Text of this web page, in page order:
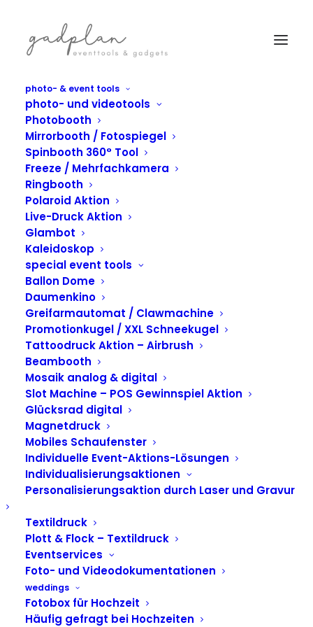
photo- & event tools
photo- und videotools
Photobooth
Mirrorbooth / Fotospiegel
Spinbooth 360° Tool
Freeze / Mehrfachkamera
Ringbooth
Polaroid Aktion
Live-Druck Aktion
Glambot
Kaleidoskop
special event tools
Ballon Dome
Daumenkino
Greifarmautomat / Clawmachine
Promotionkugel / XXL Schneekugel
Tattoodruck Aktion – Airbrush
Beambooth
Mosaik analog & digital
Slot Machine – POS Gewinnspiel Aktion
Glücksrad digital
Magnetdruck
Mobiles Schaufenster
Individuelle Event-Aktions-Lösungen
Individualisierungsaktionen
Personalisierungsaktion durch Laser und Gravur
Textildruck
Plott & Flock – Textildruck
Eventservices
Foto- und Videodokumentationen
weddings
Fotobox für Hochzeit
Häufig gefragt bei Hochzeiten
Werkstudenten/-
innen Job bei
gadplan
Du möchtest brandneue
Fototools entwickeln und
unsere Events betreuen?